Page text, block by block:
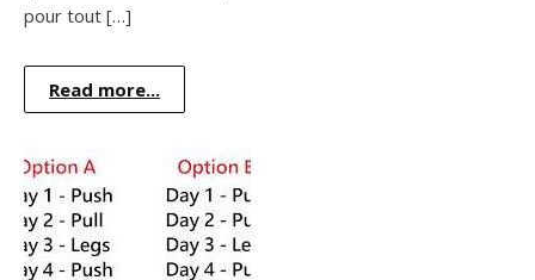
pour tout […]
Read more...